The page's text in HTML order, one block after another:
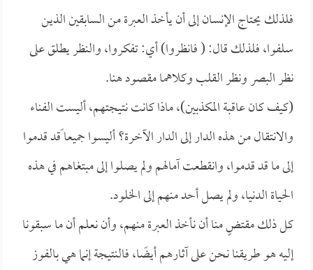
فلذلك يحتاج الإنسان إلى أن يأخذ العبرة من السابقين الذين
سلفوا، فلذلك قال: ( فانظروا) أي: تفكروا، والنظر يطلق على
نظر البصر ونظر القلب وكلاهما مقصود هنا.
(كيف كان عاقبة المكذبين)، ماذا كانت نتيجتهم، أليست الفناء
والانتقال من هذه الدار إلى الدار الآخرة؟ أليسوا جميعا ًقد قدموا
إلى ما قد قدموا، وانقطعت آمالهم ولم يصلوا إلى مبتغاهم في هذه
الحياة الدنيا، ولم يصل أحد منهم إلى الخلود.
كل ذلك مقتضٍ منا أن نأخذ العبرة منهم، وأن نعلم أن ما سبقونا
إليه هو طريقنا نحن على آثارهم أيضًا، فالنتيجة إنما هي بالفوز